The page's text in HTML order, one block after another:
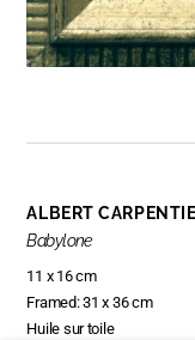
ALBERT
Babylone
11 x 16 cm
Framed: 31 x 36 cm
Huile sur toile